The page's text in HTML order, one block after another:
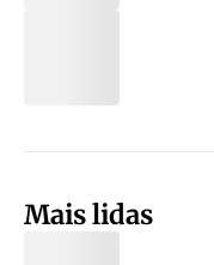
Mais lidas